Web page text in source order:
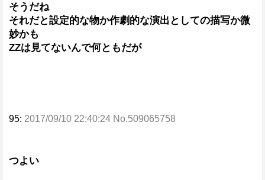
そうだね
それだと設定的な物か作劇的な演出としての描写か微
妙かも
ZZは見てないんで何ともだが
95: 2017/09/10 22:40:24 No.509065758
つよい